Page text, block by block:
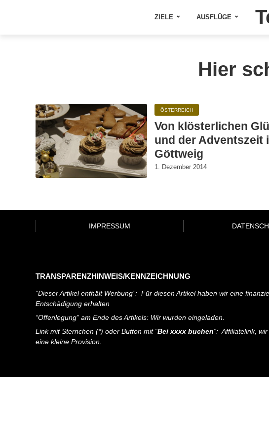
ZIELE AUSFLÜGE
Hier
ÖSTERREICH
Von klösterlichen
und der Adventszeit
Göttweig
1. Dezember 2014
IMPRESSUM
TRANSPARENZHINWEIS/KENNZEICHNUNG
“Dieser Artikel enthält Werbung”: Für diesen Artikel haben wir eine
Entschädigung erhalten
“Offenlegung” am Ende des Artikels: Wir wurden eingeladen.
Link mit Sternchen (*) oder Button mit “Bei xxxx buchen“: Affiliatelink,
eine kleine Provision.